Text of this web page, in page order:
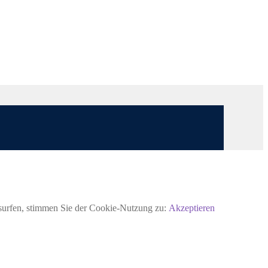
stimmen Sie der Cookie-Nutzung zu: Akzeptieren